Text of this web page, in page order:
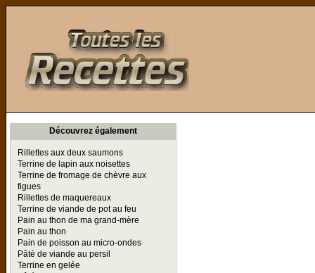
Découvrez également
Rillettes aux deux saumons
Terrine de lapin aux noisettes
Terrine de fromage de chèvre aux
figues
Rillettes de maquereaux
Terrine de viande de pot au feu
Pain au thon de ma grand-mère
Pain au thon
Pain de poisson au micro-ondes
Pâté de viande au persil
Terrine en gelée